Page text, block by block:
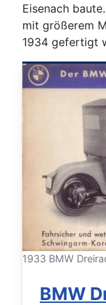
Eisenach
mit größerem
1934 gefertigt
1933 BMW
BMW